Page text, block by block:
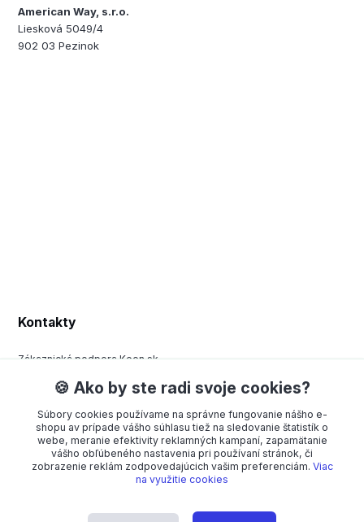
American Way, s.r.o.
Liesková 5049/4
902 03 Pezinok
Kontakty
Zákaznická podpora Keen.sk
+420 377 443 970
(Po-Pá, 8-15 hod.)
order@americanway.sk
🍪 Ako by ste radi svoje cookies?
Súbory cookies používame na správne fungovanie nášho e-
shopu av prípade vášho súhlasu tiež na sledovanie štatistík o
webe, meranie efektivity reklamných kampaní, zapamätanie
vášho obľúbeného nastavenia pri používaní stránok, či
zobrazenie reklám zodpovedajúcich vašim preferenciám. Viac
na využitie cookies